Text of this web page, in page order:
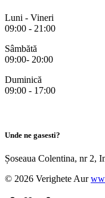
Luni - Vineri
09:00 - 21:00
Sâmbătă
09:00- 20:00
Duminică
09:00 - 17:00
Unde ne gasesti?
Șoseaua Colentina, nr 2,
© 2026 Verighete Aur